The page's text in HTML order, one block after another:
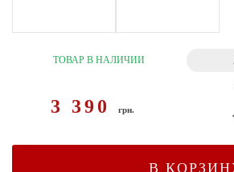
ТОВАР В НАЛИЧИИ
3 390грн.
В